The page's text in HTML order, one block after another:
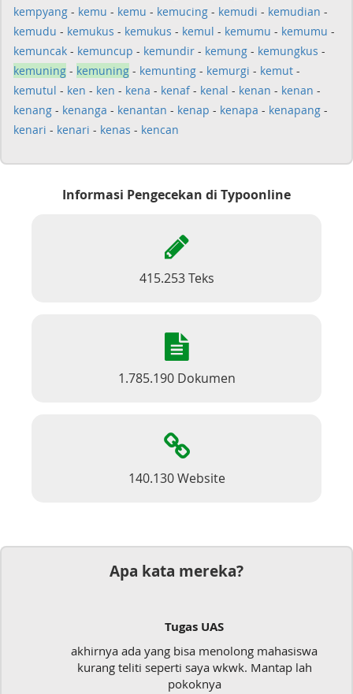
kempyang - kemu - kemu - kemucing - kemudi - kemudian -
kemudu - kemukus - kemukus - kemul - kemumu - kemumu -
kemuncak - kemuncup - kemundir - kemung - kemungkus -
kemuning - kemuning - kemunting - kemurgi - kemut -
kemutul - ken - ken - kena - kenaf- kenal - kenan - kenan -
kenang - kenanga - kenantan - kenap - kenapa - kenapang -
kenari - kenari - kenas - kencan
Informasi Pengecekan di Typoonline
415.253 Teks
1.785.190 Dokumen
140.130 Website
Apa kata mereka?
Tugas UAS
akhirnya ada yang bisa menolong mahasiswa
kurang teliti seperti saya wkwk. Mantap lah
pokoknya